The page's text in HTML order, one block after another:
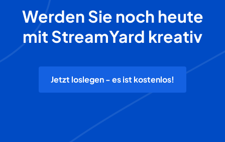
Werden Sie noch heute
mit StreamYard kreativ
Jetzt loslegen - es ist kostenlos!